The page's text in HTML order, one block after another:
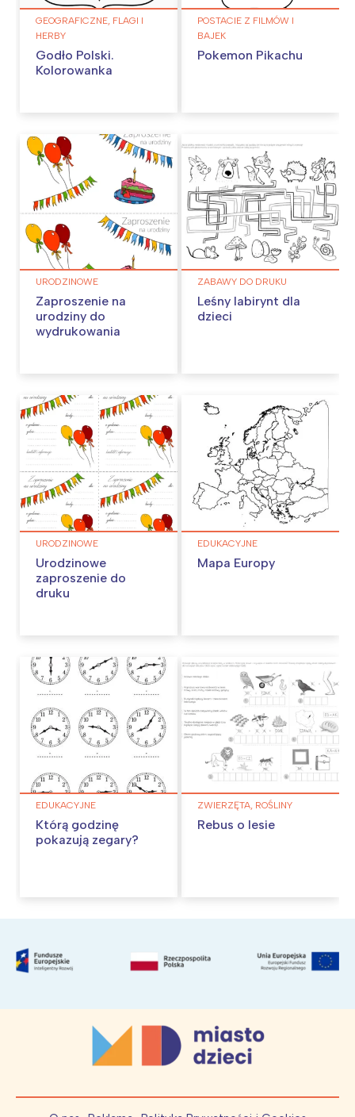
GEOGRAFICZNE, FLAGI I
HERBY
Godło Polski.
Kolorowanka
POSTACIE Z FILMÓW I
BAJEK
Pokemon Pikachu
URODZINOWE
Zaproszenie na
urodziny do
wydrukowania
ZABAWY DO DRUKU
Leśny labirynt dla
dzieci
URODZINOWE
Urodzinowe
zaproszenie do
druku
EDUKACYJNE
Mapa Europy
EDUKACYJNE
Którą godzinę
pokazują zegary?
ZWIERZĘTA, ROŚLINY
Rebus o lesie